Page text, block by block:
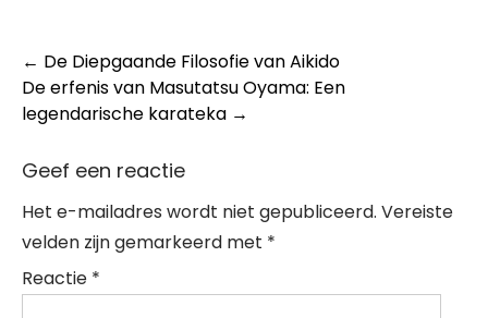
Post
navigation
← De Diepgaande Filosofie van Aikido
De erfenis van Masutatsu Oyama: Een
legendarische karateka →
Geef een reactie
Het e-mailadres wordt niet gepubliceerd. Vereiste
velden zijn gemarkeerd met *
Reactie *